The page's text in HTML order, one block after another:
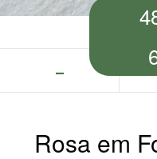
Rosa em